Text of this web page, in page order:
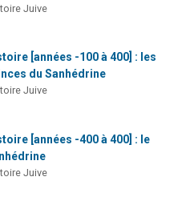
Juive
[années -100 à 400] : les
du Sanhédrine
Juive
[années -400 à 400] : le
Juive